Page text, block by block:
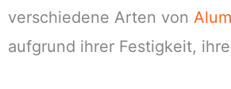
verschiedene Arten von
aufgrund ihrer Festigkeit,